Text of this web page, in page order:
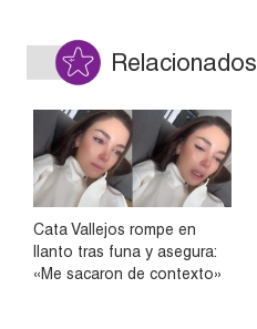
Relacionados
Cata Vallejos rompe en
llanto tras funa y asegura:
«Me sacaron de contexto»